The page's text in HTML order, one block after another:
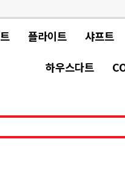
플라이트 샤프트
하우스다트